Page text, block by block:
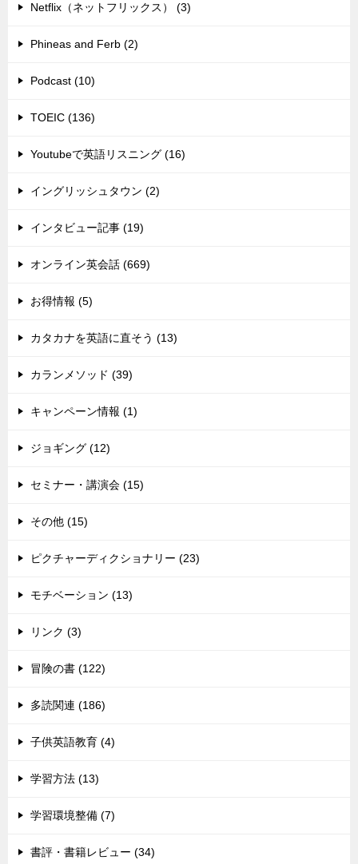
Netflix（ネットフリックス） (3)
Phineas and Ferb (2)
Podcast (10)
TOEIC (136)
Youtubeで英語リスニング (16)
イングリッシュタウン (2)
インタビュー記事 (19)
オンライン英会話 (669)
お得情報 (5)
カタカナを英語に直そう (13)
カランメソッド (39)
キャンペーン情報 (1)
ジョギング (12)
セミナー・講演会 (15)
その他 (15)
ピクチャーディクショナリー (23)
モチベーション (13)
リンク (3)
冒険の書 (122)
多読関連 (186)
子供英語教育 (4)
学習方法 (13)
学習環境整備 (7)
書評・書籍レビュー (34)